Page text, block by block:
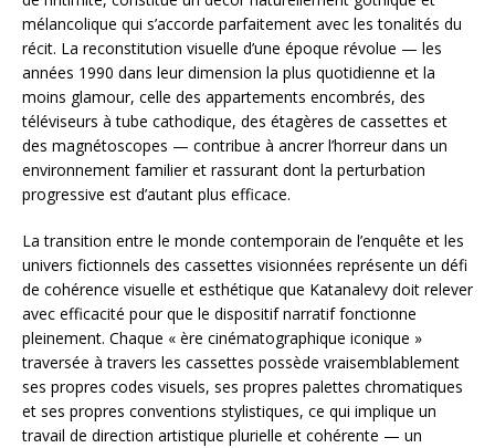
mélancolique qui s’accorde parfaitement avec les tonalités du
récit. La reconstitution visuelle d’une époque révolue — les
années 1990 dans leur dimension la plus quotidienne et la
moins glamour, celle des appartements encombrés, des
téléviseurs à tube cathodique, des étagères de cassettes et
des magnétoscopes — contribue à ancrer l’horreur dans un
environnement familier et rassurant dont la perturbation
progressive est d’autant plus efficace.
La transition entre le monde contemporain de l’enquête et les
univers fictionnels des cassettes visionnées représente un défi
de cohérence visuelle et esthétique que Katanalevy doit relever
avec efficacité pour que le dispositif narratif fonctionne
pleinement. Chaque « ère cinématographique iconique »
traversée à travers les cassettes possède vraisemblablement
ses propres codes visuels, ses propres palettes chromatiques
et ses propres conventions stylistiques, ce qui implique un
travail de direction artistique plurielle et cohérente — un